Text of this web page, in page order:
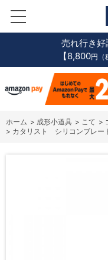
売れ行き
【8,800円（
ホーム > 成形小道具 > こて >
> カタリスト シリコンブレ